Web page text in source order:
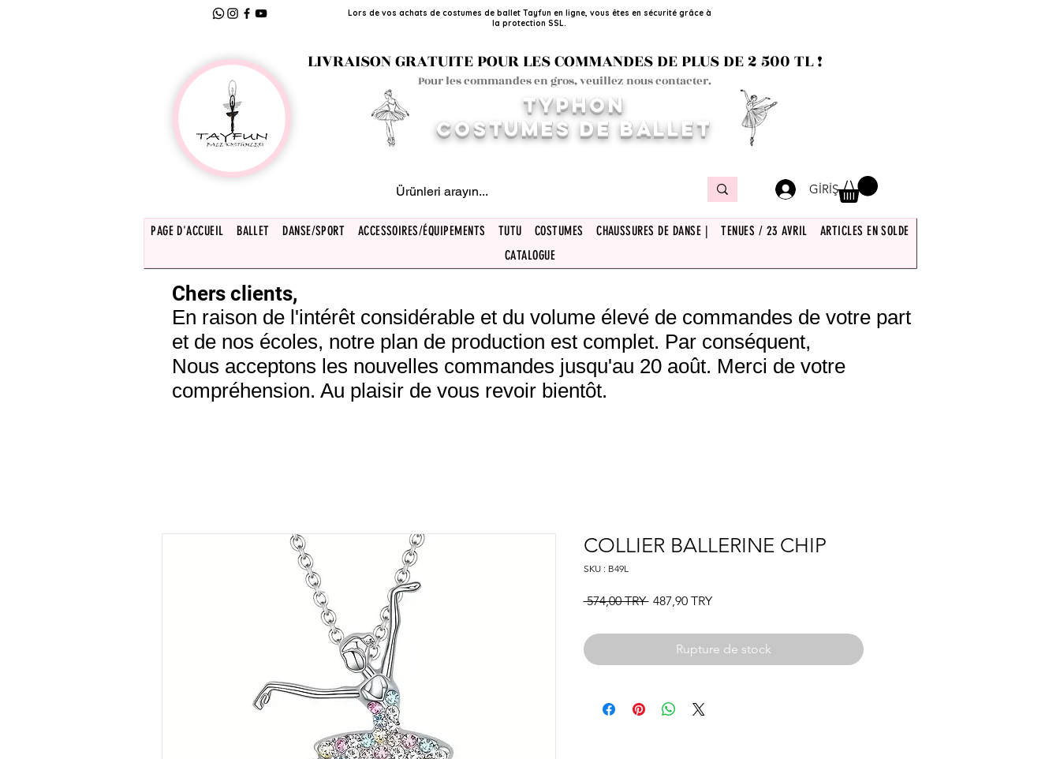
Lors de vos achats de costumes de ballet Tayfun en ligne, vous êtes en sécurité grâce à
la protection SSL.
LIVRAISON GRATUITE POUR LES COMMANDES DE PLUS DE 2 500 TL !
Pour les commandes en gros, veuillez nous contacter.
TYPHON
COSTUMES DE BALLET
GİRİŞ
PAGE D'ACCUEIL BALLET DANSE/SPORT ACCESSOIRES/ÉQUIPEMENTS TUTU COSTUMES CHAUSSURES DE DANSE | TENUES / 23 AVRIL
ARTICLES EN SOLDE
CATALOGUE
Chers clients,
En raison de l'intérêt considérable et du volume élevé de commandes de votre part
et de nos écoles, notre plan de production est complet. Par conséquent,
Nous acceptons les nouvelles commandes jusqu'au 20 août. Merci de votre
compréhension. Au plaisir de vous revoir bientôt.
COLLIER BALLERINE CHIP
SKU : B49L
574,00 TRY Prix
487,90 TRYPrix
Rupture de stock